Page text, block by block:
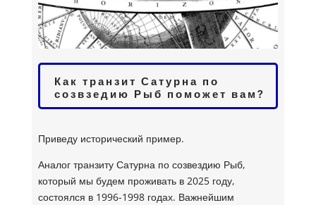
Как транзит Сатурна по
созвзедию Рыб поможет вам?
Приведу исторический пример.
Аналог транзиту Сатурна по созвездию Рыб,
который мы будем проживать в 2025 году,
состоялся в 1996-1998 годах. Важнейшим